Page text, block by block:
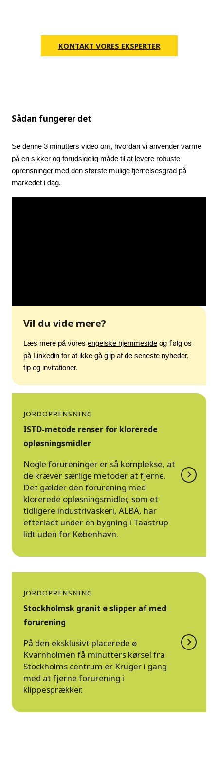
KONTAKT VORES EKSPERTER
Sådan fungerer det
Se denne 3 minutters video om, hvordan vi anvender varme
på en sikker og forudsigelig måde til at levere robuste
oprensninger med den største mulige fjernelsesgrad på
markedet i dag.
Vil du vide mere?
Læs mere på vores engelske hjemmeside og følg os
på Linkedin for at ikke gå glip af de seneste nyheder,
tip og invitationer.
JORDOPRENSNING
ISTD-metode renser for klorerede
opløsningsmidler
Nogle forureninger er så komplekse, at
de kræver særlige metoder at fjerne.
Det gælder den forurening med
klorerede opløsningsmidler, som et
tidligere industrivaskeri, ALBA, har
efterladt under en bygning i Taastrup
lidt uden for København.
JORDOPRENSNING
Stockholmsk granit ø slipper af med
forurening
På den eksklusivt placerede ø
Kvarnholmen få minutters kørsel fra
Stockholms centrum er Krüger i gang
med at fjerne forurening i
klippesprækker.